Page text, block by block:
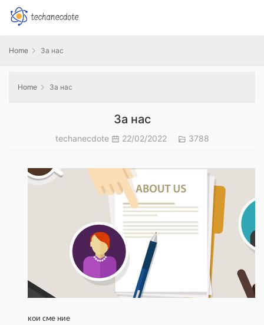
Home За нас
Home За нас
За нас
techanecdote 22/02/2022 3788
кои сме ние